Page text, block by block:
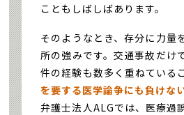
こともしばしばあります。
そのようなとき、存分に力量
所の強みです。交通事故だけ
件の経験も数多く重ねている
を要する医学論争にも負けな
弁護士法人ALGでは、医療過